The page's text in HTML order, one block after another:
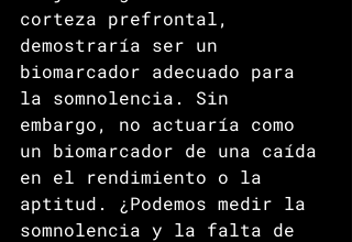
corteza prefrontal,
demostraría ser un
biomarcador adecuado para
la somnolencia. Sin
embargo, no actuaría como
un biomarcador de una caída
en el rendimiento o la
aptitud. ¿Podemos medir la
somnolencia y la falta de